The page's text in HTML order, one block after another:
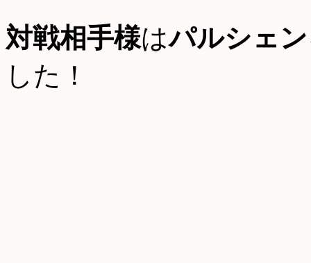
対戦相手様はパルシェン
した！